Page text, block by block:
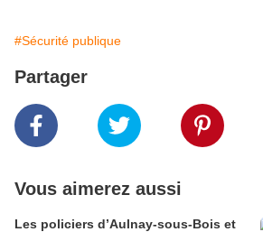
#Sécurité publique
Partager
Vous aimerez aussi
Les policiers d’Aulnay-sous-Bois et